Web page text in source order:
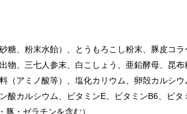
糖、粉末水飴）、とうもろこし粉末、豚皮コ
物、三七人参末、白こしょう、亜鉛酵母、昆
（アミノ酸等）、塩化カリウム、卵殻カルシ
酸カルシウム、ビタミンE、ビタミンB6、ビ
・ゼラチンを含む）